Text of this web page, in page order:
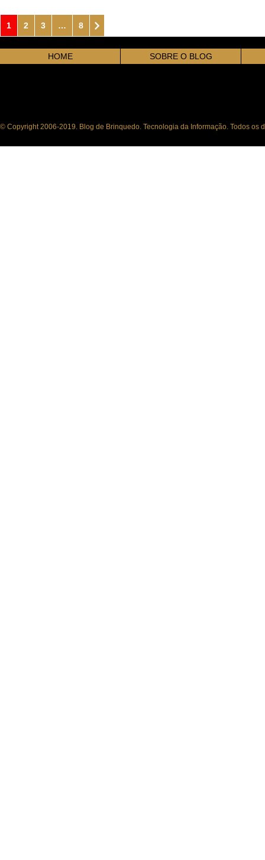
1 2 3 … 8
HOME SOBRE O BLOG
© Copyright 2006-2019. Blog de Brinquedo. Tecnologia da Informação. Todos os